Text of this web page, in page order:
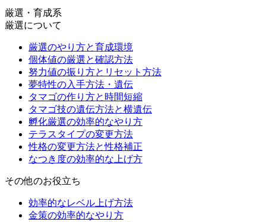
厳選・育成系
厳選について
厳選のやり方と育成環境
個体値の厳選と確認方法
努力値の振り方とリセット方法
夢特性の入手方法・遺伝
タマゴの作り方と時間短縮
タマゴ技の遺伝方法と横遺伝
孵化厳選の効率的なやり方
テラスタイプの変更方法
性格の変更方法と性格補正
なつき度の効率的な上げ方
その他のお役立ち
効率的なレベル上げ方法
金策の効率的なやり方